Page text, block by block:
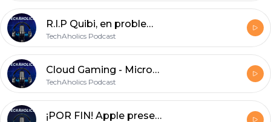
R.I.P Quibi, en problemas el Pixel 5, nuevo DJI Pocket 2, se filtra el Galaxy S21 y S21 Ultra y más
TechAholics Podcast
Cloud Gaming - Microsoft le falta el respeto a sus usuarios - Google Maps - Evento ARM Macs y más
TechAholics Podcast
¡POR FIN! Apple presenta la nueva linea de iPhones, desde el iPhone 12 Mini hasta el iPhone 12 Pro Max, HomePod Mini. (¡Regresa el MagSafe!)